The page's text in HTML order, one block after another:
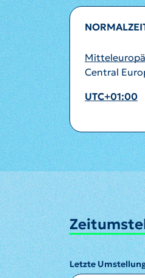
Central
UTC+01:00
Letzte